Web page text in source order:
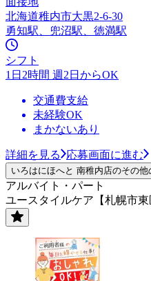
北海道稚内市大黒2-6-30
勇知駅、兜沼駅、徳満駅
シフト
1日2時間 週2日からOK
交通費支給
未経験OK
まかないあり
詳細を見る 応募画面に進む
いろはにほへと 南稚内店のその他
アルバイト・パート
ユースタイルケア【札幌市東